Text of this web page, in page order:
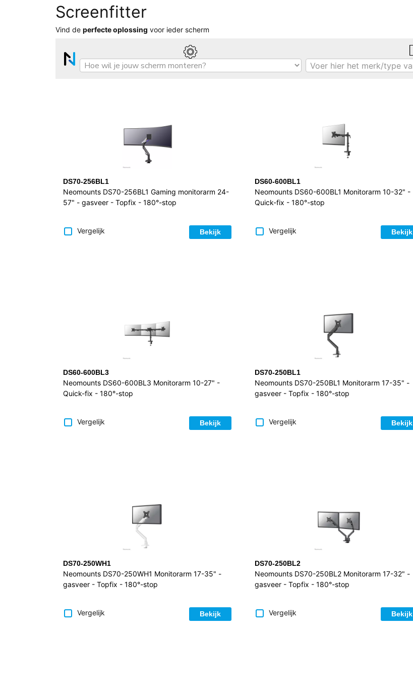
Screenfitter
Vind de perfecte oplossing voor ieder scherm
DS70-256BL1
Neomounts DS70-256BL1 Gaming monitorarm 24-
57" - gasveer - Topfix - 180°-stop
Vergelijk Bekijk
DS60-600BL1
Neomounts DS60-600BL1 Monitorarm 10-32" -
Quick-fix - 180°-stop
Vergelijk Bekijk
DS60-600BL3
Neomounts DS60-600BL3 Monitorarm 10-27" -
Quick-fix - 180°-stop
Vergelijk Bekijk
DS70-250BL1
Neomounts DS70-250BL1 Monitorarm 17-35" -
gasveer - Topfix - 180°-stop
Vergelijk Bekijk
DS70-250WH1
Neomounts DS70-250WH1 Monitorarm 17-35" -
gasveer - Topfix - 180°-stop
Vergelijk Bekijk
DS70-250BL2
Neomounts DS70-250BL2 Monitorarm 17-32" -
gasveer - Topfix - 180°-stop
Vergelijk Bekijk